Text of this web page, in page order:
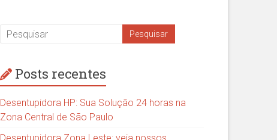
Posts recentes
Desentupidora HP: Sua Solução 24 horas na
Zona Central de São Paulo